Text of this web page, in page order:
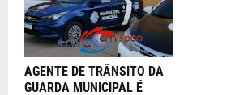
AGENTE DE TRÂNSITO DA
GUARDA MUNICIPAL É